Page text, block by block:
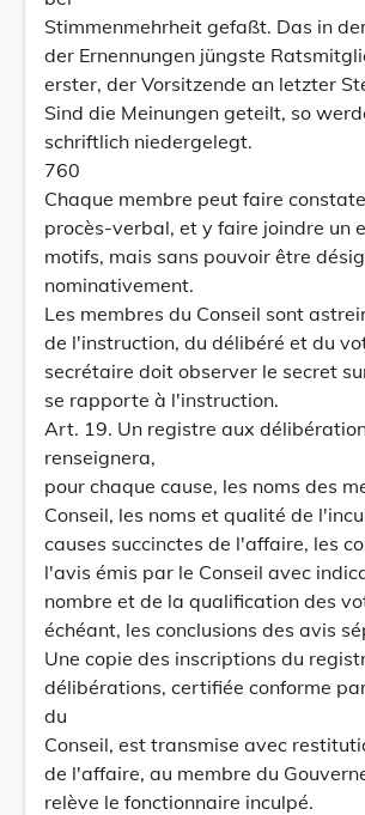
Stimmenmehrheit gefaßt. Das in
der Ernennungen jüngste
erster, der Vorsitzende an letzter
Sind die Meinungen geteilt, so
schriftlich niedergelegt.
760
Chaque membre peut faire
procès-verbal, et y faire joindre un
motifs, mais sans pouvoir être
nominativement.
Les membres du Conseil sont
de l'instruction, du délibéré et du
secrétaire doit observer le secret
se rapporte à l'instruction.
Art. 19. Un registre aux
renseignera,
pour chaque cause, les noms des
Conseil, les noms et qualité de
causes succinctes de l'affaire, les
l'avis émis par le Conseil avec
nombre et de la qualification des
échéant, les conclusions des avis
Une copie des inscriptions du
délibérations, certifiée conforme
du
Conseil, est transmise avec
de l'affaire, au membre du
relève le fonctionnaire inculpé.